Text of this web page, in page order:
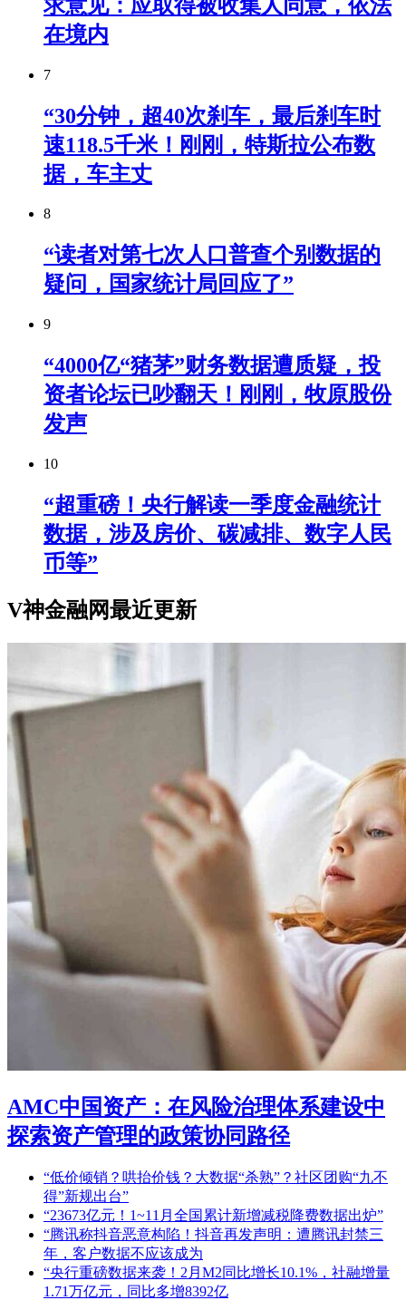
求意见：应取得被收集人同意，依法
在境内
7
“30分钟，超40次刹车，最后刹车时
速118.5千米！刚刚，特斯拉公布数
据，车主丈
8
“读者对第七次人口普查个别数据的
疑问，国家统计局回应了”
9
“4000亿“猪茅”财务数据遭质疑，投
资者论坛已吵翻天！刚刚，牧原股份
发声
10
“超重磅！央行解读一季度金融统计
数据，涉及房价、碳减排、数字人民
币等”
V神金融网最近更新
AMC中国资产：在风险治理体系建设中
探索资产管理的政策协同路径
“低价倾销？哄抬价钱？大数据“杀熟”？社区团购“九不
得”新规出台”
“23673亿元！1~11月全国累计新增减税降费数据出炉”
“腾讯称抖音恶意构陷！抖音再发声明：遭腾讯封禁三
年，客户数据不应该成为
“央行重磅数据来袭！2月M2同比增长10.1%，社融增量
1.71万亿元，同比多增8392亿